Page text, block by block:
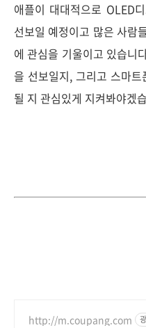
애플이 대대적으로 OLED
선보일 예정이고 많은 사람
에 관심을 기울이고 있습니
을 선보일지, 그리고 스마
될 지 관심있게 지켜봐야겠
http://m.coupang.com